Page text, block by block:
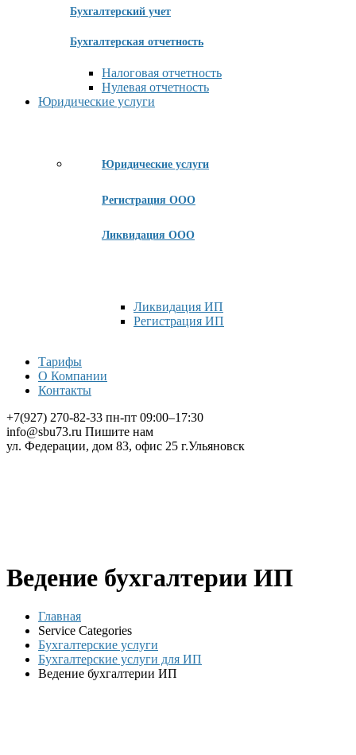
Бухгалтерский учет
Бухгалтерская отчетность
Налоговая отчетность
Нулевая отчетность
Юридические услуги
Юридические услуги
Регистрация ООО
Ликвидация ООО
Ликвидация ИП
Регистрация ИП
Тарифы
О Компании
Контакты
+7(927) 270-82-33 пн-пт 09:00–17:30
info@sbu73.ru Пишите нам
ул. Федерации, дом 83, офис 25 г.Ульяновск
Ведение бухгалтерии ИП
Главная
Service Categories
Бухгалтерские услуги
Бухгалтерские услуги для ИП
Ведение бухгалтерии ИП